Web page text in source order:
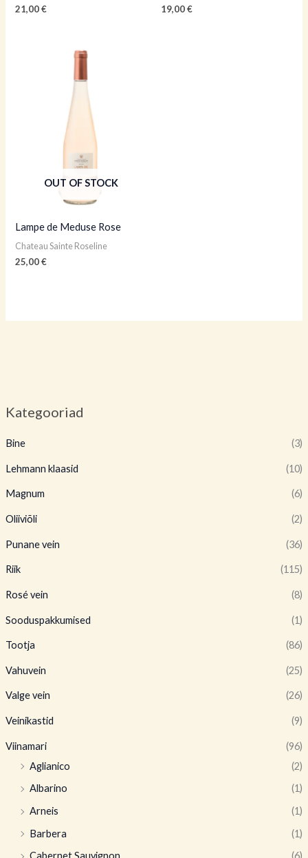
Kategooriad
Bine (3)
Lehmann klaasid (10)
Magnum (6)
Oliiviõli (2)
Punane vein (36)
Riik (115)
Rosé vein (8)
Sooduspakkumised (1)
Tootja (86)
Vahuvein (25)
Valge vein (26)
Veinikastid (9)
Viinamari
(96)
Aglianico
(2)
Albarino
(1)
Arneis
(1)
Barbera
(1)
21,00€ 19,00€
OUT OF STOCK
Lampe de Meduse Rose
Chateau Sainte Roseline
25,00€